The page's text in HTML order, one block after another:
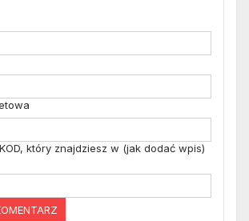
który znajdziesz w (jak dodać wpis)